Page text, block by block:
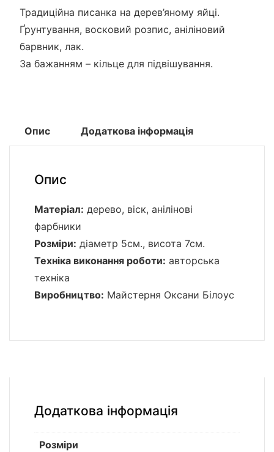
Традиційна писанка на дерев’яному яйці.
Ґрунтування, восковий розпис, аніліновий
барвник, лак.
За бажанням – кільце для підвішування.
Опис Додаткова інформація
Опис
Матеріал: дерево, віск, анілінові
фарбники
Розміри: діаметр 5см., висота 7см.
Техніка виконання роботи: авторська
техніка
Виробництво: Майстерня Оксани Білоус
Додаткова інформація
Розміри